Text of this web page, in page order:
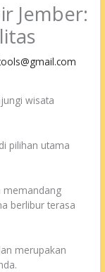
Jember:
wisata
pilihan utama
memandang
berlibur terasa
merupakan